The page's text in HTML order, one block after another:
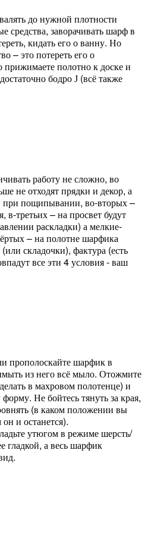
до нужной плотности
средства, заворачивать шарф в
кидать его о ванну. Но
– это потереть его о
полотно к доске и
бодро J (всё также
работу не сложно, во
не отходят прядки и декор, а
при пощипывании, во-вторых –
третьих – на просвет будут
раскладки) а мелкие-
– на полотне шарфика
складочки), фактура (есть
все эти 4 условия - ваш
прополоскайте шарфик в
из него всё мыло. Отожмите
в махровом полотенце) и
Не бойтесь тянуть за края,
(в каком положении вы
и останется).
утюгом в режиме шерсть/
гладкой, а весь шарфик